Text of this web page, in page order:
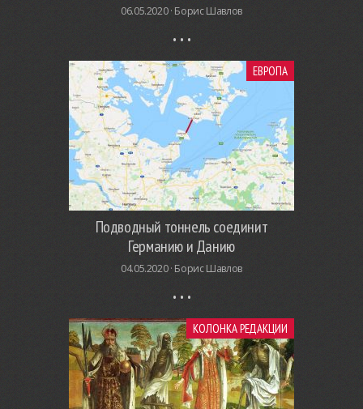
06.05.2020 · Борис Шавлов
ЕВРОПА
Подводный тоннель соединит
Германию и Данию
04.05.2020 · Борис Шавлов
КОЛОНКА РЕДАКЦИИ